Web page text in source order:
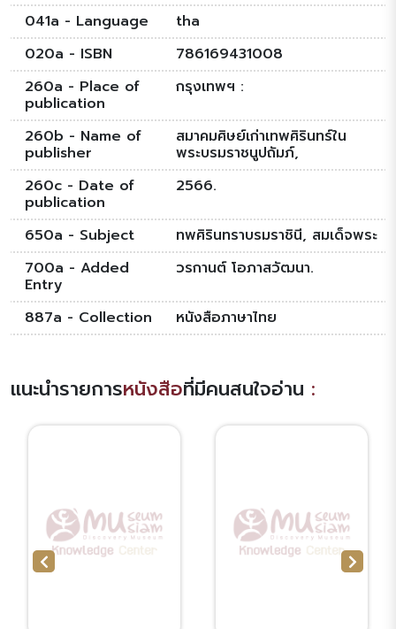
041a - Language
tha
020a - ISBN
786169431008
260a - Place of
publication
กรุงเทพฯ :
260b - Name of
publisher
สมาคมศิษย์เก่าเทพศิรินทร์ใน
พระบรมราชนูปถัมภ์,
260c - Date of
publication
2566.
650a - Subject
ทพศิรินทราบรมราชินี, สมเด็จพระ
700a - Added
Entry
วรกานต์ โอภาสวัฒนา.
887a - Collection หนังสือภาษาไทย
แนะนำรายการหนังสือที่มีคนสนใจอ่าน :